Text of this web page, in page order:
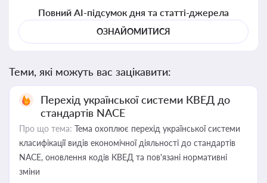
Повний AI-підсумок дня та статті-джерела
ОЗНАЙОМИТИСЯ
Теми, які можуть вас зацікавити:
Перехід української системи КВЕД до
стандартів NACE
Про що тема: Тема охоплює перехід української системи
класифікації видів економічної діяльності до стандартів
NACE, оновлення кодів КВЕД та пов'язані нормативні
зміни